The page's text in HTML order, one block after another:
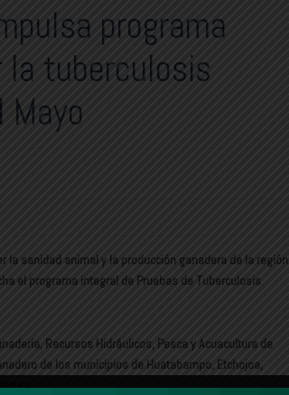
programa
la tuberculosis
Mayo
la sanidad animal y la producción ganadera de la región
el programa integral de Pruebas de Tuberculosis
Recursos Hidráulicos, Pesca y Acuacultura de
de los municipios de Huatabampo, Etchojoa,